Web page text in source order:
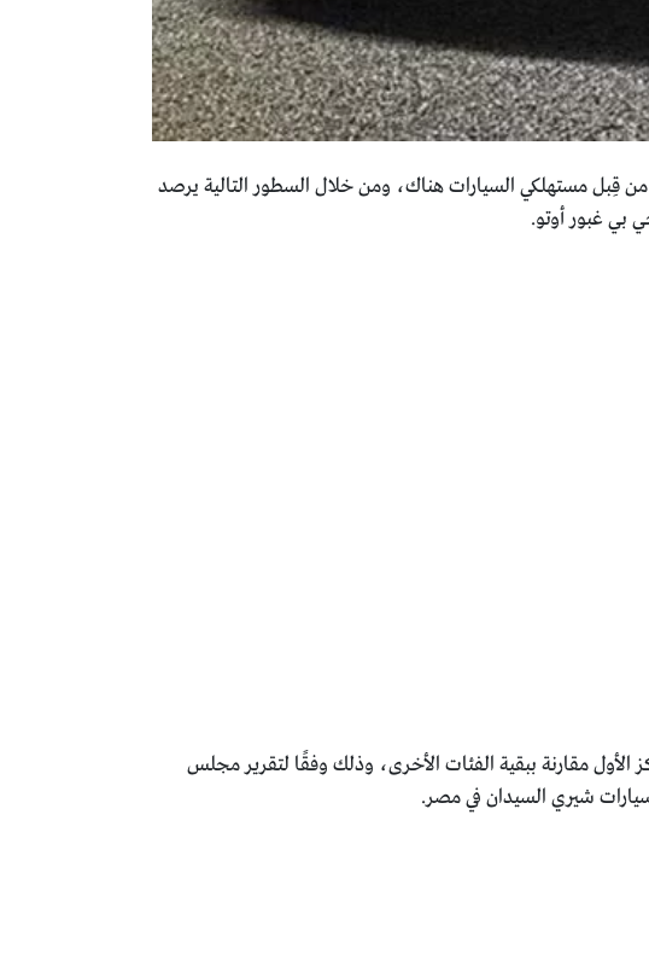
مستهلكي السيارات هناك، ومن خلال السطور التالية يرصد
بي غبور أوتو.
مقارنة ببقية الفئات الأخرى، وذلك وفقًا لتقرير مجلس
شيري السيدان في مصر.